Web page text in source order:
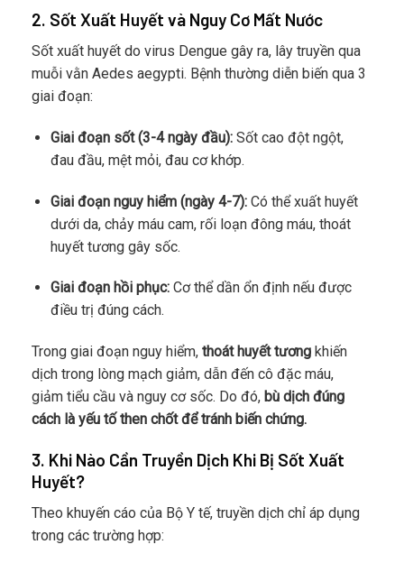
2. Sốt Xuất Huyết và Nguy Cơ Mất Nước
Sốt xuất huyết do virus Dengue gây ra, lây truyền qua
muỗi vằn Aedes aegypti. Bệnh thường diễn biến qua 3
giai đoạn:
Giai đoạn sốt (3-4 ngày đầu):Sốt cao đột ngột,
đau đầu, mệt mỏi, đau cơ khớp.
Giai đoạn nguy hiểm (ngày 4-7):Có thể xuất huyết
dưới da, chảy máu cam, rối loạn đông máu, thoát
huyết tương gây sốc.
Giai đoạn hồi phục:Cơ thể dần ổn định nếu được
điều trị đúng cách.
Trong giai đoạn nguy hiểm, thoát huyết tương khiến
dịch trong lòng mạch giảm, dẫn đến cô đặc máu,
giảm tiểu cầu và nguy cơ sốc. Do đó, bù dịch đúng
cách là yếu tố then chốt để tránh biến chứng.
3. Khi Nào Cần Truyền Dịch Khi Bị Sốt Xuất
Huyết?
Theo khuyến cáo của Bộ Y tế, truyền dịch chỉ áp dụng
trong các trường hợp: